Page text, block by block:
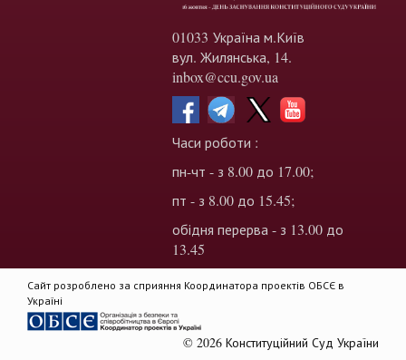
01033 Україна м.Київ
вул. Жилянська, 14.
inbox@ccu.gov.ua
Часи роботи :
пн-чт - з 8.00 до 17.00;
пт - з 8.00 до 15.45;
обідня перерва - з 13.00 до
13.45
Сайт розроблено за сприяння Координатора проектів ОБСЄ в
Україні
© 2026 Конституційний Суд України